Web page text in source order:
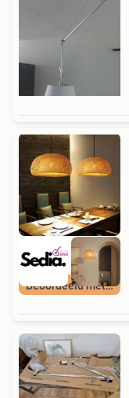
Beoordeeld met 9+